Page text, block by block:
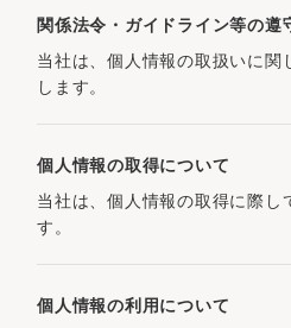
関係法令・ガイドライン等の遵
当社は、個人情報の取扱いに
します。
個人情報の取得について
当社は、個人情報の取得に際し
す。
個人情報の利用について